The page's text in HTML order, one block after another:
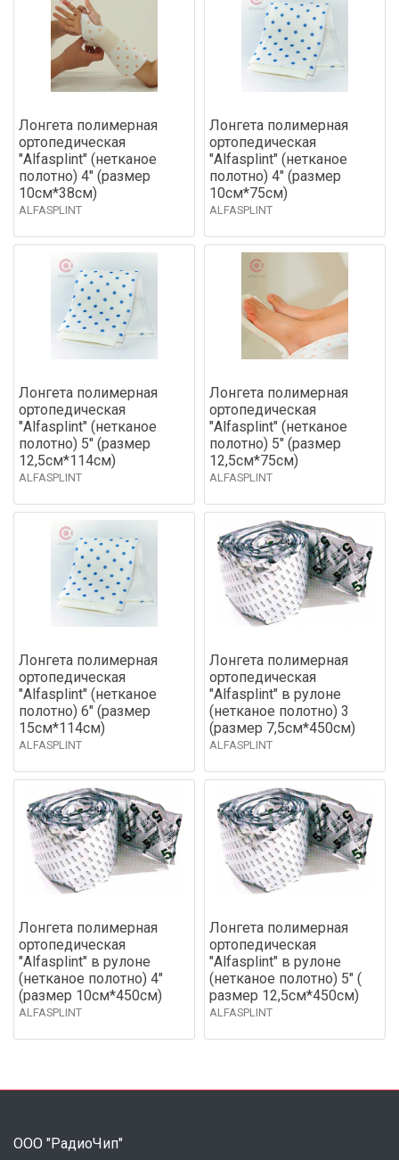
Лонгета полимерная
ортопедическая
"Alfasplint" (нетканое
полотно) 4" (размер
10см*38см)
ALFASPLINT
Лонгета полимерная
ортопедическая
"Alfasplint" (нетканое
полотно) 4" (размер
10см*75см)
ALFASPLINT
Лонгета полимерная
ортопедическая
"Alfasplint" (нетканое
полотно) 5" (размер
12,5см*114см)
ALFASPLINT
Лонгета полимерная
ортопедическая
"Alfasplint" (нетканое
полотно) 5" (размер
12,5см*75см)
ALFASPLINT
Лонгета полимерная
ортопедическая
"Alfasplint" (нетканое
полотно) 6" (размер
15см*114см)
ALFASPLINT
Лонгета полимерная
ортопедическая
"Alfasplint" в рулоне
(нетканое полотно) 3
(размер 7,5см*450см)
ALFASPLINT
Лонгета полимерная
ортопедическая
"Alfasplint" в рулоне
(нетканое полотно) 4"
(размер 10см*450см)
ALFASPLINT
Лонгета полимерная
ортопедическая
"Alfasplint" в рулоне
(нетканое полотно) 5" (
размер 12,5см*450см)
ALFASPLINT
ООО "РадиоЧип"